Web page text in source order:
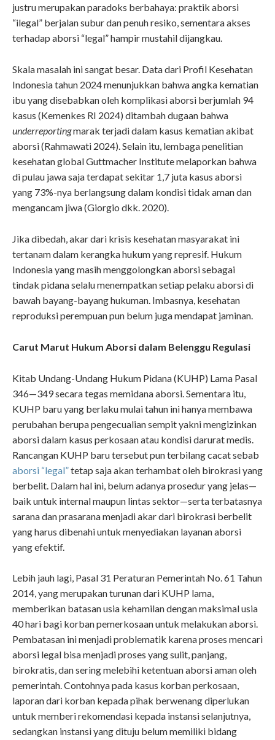
justru merupakan paradoks berbahaya: praktik aborsi
“ilegal” berjalan subur dan penuh resiko, sementara akses
terhadap aborsi “legal” hampir mustahil dijangkau.
Skala masalah ini sangat besar. Data dari Profil Kesehatan
Indonesia tahun 2024 menunjukkan bahwa angka kematian
ibu yang disebabkan oleh komplikasi aborsi berjumlah 94
kasus (Kemenkes RI 2024) ditambah dugaan bahwa
underreportingmarak terjadi dalam kasus kematian akibat
aborsi (Rahmawati 2024). Selain itu, lembaga penelitian
kesehatan global Guttmacher Institute melaporkan bahwa
di pulau jawa saja terdapat sekitar 1,7 juta kasus aborsi
yang 73%-nya berlangsung dalam kondisi tidak aman dan
mengancam jiwa (Giorgio dkk. 2020).
Jika dibedah, akar dari krisis kesehatan masyarakat ini
tertanam dalam kerangka hukum yang represif. Hukum
Indonesia yang masih menggolongkan aborsi sebagai
tindak pidana selalu menempatkan setiap pelaku aborsi di
bawah bayang-bayang hukuman. Imbasnya, kesehatan
reproduksi perempuan pun belum juga mendapat jaminan.
Carut Marut Hukum Aborsi dalam Belenggu Regulasi
Kitab Undang-Undang Hukum Pidana (KUHP) Lama Pasal
346—349 secara tegas memidana aborsi. Sementara itu,
KUHP baru yang berlaku mulai tahun ini hanya membawa
perubahan berupa pengecualian sempit yakni mengizinkan
aborsi dalam kasus perkosaan atau kondisi darurat medis.
Rancangan KUHP baru tersebut pun terbilang cacat sebab
aborsi “legal”tetap saja akan terhambat oleh birokrasi yang
berbelit. Dalam hal ini, belum adanya prosedur yang jelas—
baik untuk internal maupun lintas sektor—serta terbatasnya
sarana dan prasarana menjadi akar dari birokrasi berbelit
yang harus dibenahi untuk menyediakan layanan aborsi
yang efektif.
Lebih jauh lagi, Pasal 31 Peraturan Pemerintah No. 61 Tahun
2014, yang merupakan turunan dari KUHP lama,
memberikan batasan usia kehamilan dengan maksimal usia
40 hari bagi korban pemerkosaan untuk melakukan aborsi.
Pembatasan ini menjadi problematik karena proses mencari
aborsi legal bisa menjadi proses yang sulit, panjang,
birokratis, dan sering melebihi ketentuan aborsi aman oleh
pemerintah. Contohnya pada kasus korban perkosaan,
laporan dari korban kepada pihak berwenang diperlukan
untuk memberi rekomendasi kepada instansi selanjutnya,
sedangkan instansi yang dituju belum memiliki bidang